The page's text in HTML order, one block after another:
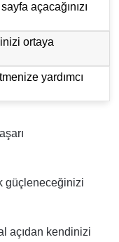
açacağınızı
ortaya
yardımcı
güçleneceğinizi
açıdan kendinizi